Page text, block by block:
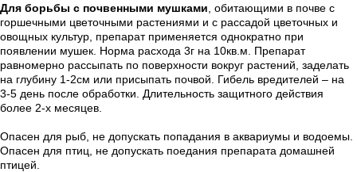
Для борьбы с почвенными мушками , обитающими в почве с
горшечными цветочными растениями и с рассадой цветочных и
овощных культур, препарат применяется однократно при
появлении мушек. Норма расхода 3г на 10кв.м. Препарат
равномерно рассыпать по поверхности вокруг растений, заделать
на глубину 1-2см или присыпать почвой. Гибель вредителей – на
3-5 день после обработки. Длительность защитного действия
более 2-х месяцев.
Опасен для рыб, не допускать попадания в аквариумы и водоемы.
Опасен для птиц, не допускать поедания препарата домашней
птицей.